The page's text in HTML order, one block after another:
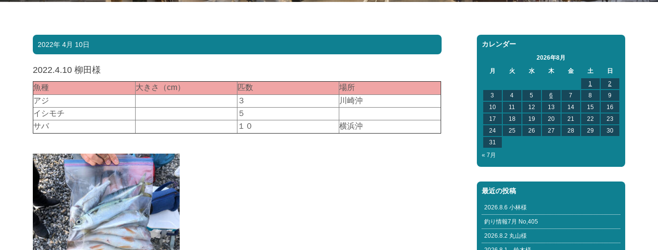
2022年 4月 10日
2022.4.10 柳田様
魚種 大きさ（cm） 匹数
場所
アジ
３
川崎沖
イシモチ
５
サバ
１０ 横浜沖
カレンダー
2026年8月
月
火 水 木 金 土
日
1
2
3
4 5 6 7 8
9
10
11 12 13 14 15
16
17
18 19 20 21 22
23
24
25 26 27 28 29
30
31
« 7月
最近の投稿
2026.8.6 小林様
釣り情報7月 No,405
2026.8.2 丸山様